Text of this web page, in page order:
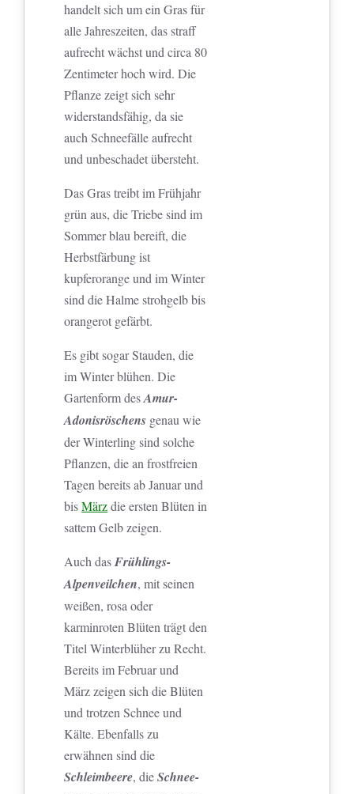
handelt sich um ein Gras für
alle Jahreszeiten, das straff
aufrecht wächst und circa 80
Zentimeter hoch wird. Die
Pflanze zeigt sich sehr
widerstandsfähig, da sie
auch Schneefälle aufrecht
und unbeschadet übersteht.
Das Gras treibt im Frühjahr
grün aus, die Triebe sind im
Sommer blau bereift, die
Herbstfärbung ist
kupferorange und im Winter
sind die Halme strohgelb bis
orangerot gefärbt.
Es gibt sogar Stauden, die
im Winter blühen. Die
Gartenform desAmur-
Adonisröschens genau wie
der Winterling sind solche
Pflanzen, die an frostfreien
Tagen bereits ab Januar und
bisMärzdie ersten Blüten in
sattem Gelb zeigen.
Auch das Frühlings-
Alpenveilchen, mit seinen
weißen, rosa oder
karminroten Blüten trägt den
Titel Winterblüher zu Recht.
Bereits im Februar und
März zeigen sich die Blüten
und trotzen Schnee und
Kälte. Ebenfalls zu
erwähnen sind die
Schleimbeere, dieSchnee-